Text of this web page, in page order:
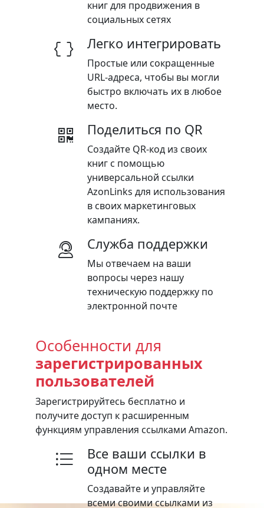
книг для продвижения в
социальных сетях
Легко интегрировать
Простые или сокращенные
URL-адреса, чтобы вы могли
быстро включать их в любое
место.
Поделиться по QR
Создайте QR-код из своих
книг с помощью
универсальной ссылки
AzonLinks для использования
в своих маркетинговых
кампаниях.
Служба поддержки
Мы отвечаем на ваши
вопросы через нашу
техническую поддержку по
электронной почте
Особенности для
зарегистрированных
пользователей
Зарегистрируйтесь бесплатно и
получите доступ к расширенным
функциям управления ссылками Amazon.
Все ваши ссылки в
одном месте
Создавайте и управляйте
всеми своими ссылками из